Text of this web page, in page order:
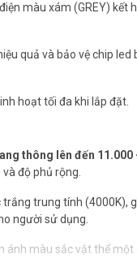
màu xám (GREY) kết
quả và bảo vệ chip led
hoạt tối đa khi lắp đặt.
thông lên đến 11.000
độ phủ rộng.
trung tính (4000K),
người sử dụng.
ánh màu sắc vật thể một